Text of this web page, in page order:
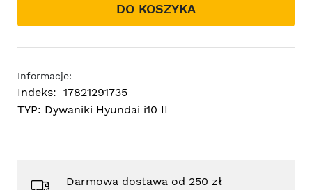
DO KOSZYKA
Informacje:
Indeks: 17821291735
TYP: Dywaniki Hyundai i10 II
Darmowa dostawa od 250 zł